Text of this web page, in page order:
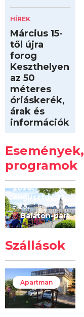
HÍREK
Március 15-
től újra
forog
Keszthelyen
az 50
méteres
óriáskerék,
árak és
információk
Események,
programok
Kilóméterek
2026
2026.
augusztus 22
– 23.
Balaton-part
Szállások
Apartman